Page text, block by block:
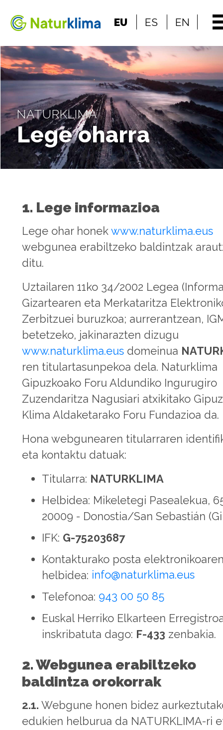
Edukietara jo
EU ES EN
NATURKLIMA
Lege oharra
1. Lege informazioa
Lege ohar honekwww.naturklima.eus
webgunea erabiltzeko baldintzak
ditu.
Uztailaren 11ko 34/2002 Legea
Gizartearen eta Merkataritza
Zerbitzuei buruzkoa; aurrerantzean,
betetzeko, jakinarazten dizugu
www.naturklima.eus domeinua
ren titulartasunpekoa dela. Naturklima
Gipuzkoako Foru Aldundiko Ingurugiro
Zuzendaritza Nagusiari atxikitako
Klima Aldaketarako Foru Fundazioa da.
Hona webgunearen titularraren
eta kontaktu datuak:
Titularra: NATURKLIMA
Helbidea: Mikeletegi Pasealekua,
20009 - Donostia/San Sebastián
IFK: G-75203687
Kontakturako posta
helbidea: info@naturklima.eus
Telefonoa: 943 00 50 85
Euskal Herriko Elkarteen
inskribatuta dago: F-433 zenbakia.
2. Webgunea erabiltzeko
baldintza orokorrak
2.1. Webgune honen bidez
edukien helburua da NATURKLIMA-ri